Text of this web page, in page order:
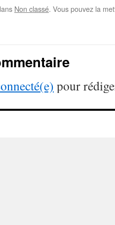
Non classé. Vous pouvez la
pour